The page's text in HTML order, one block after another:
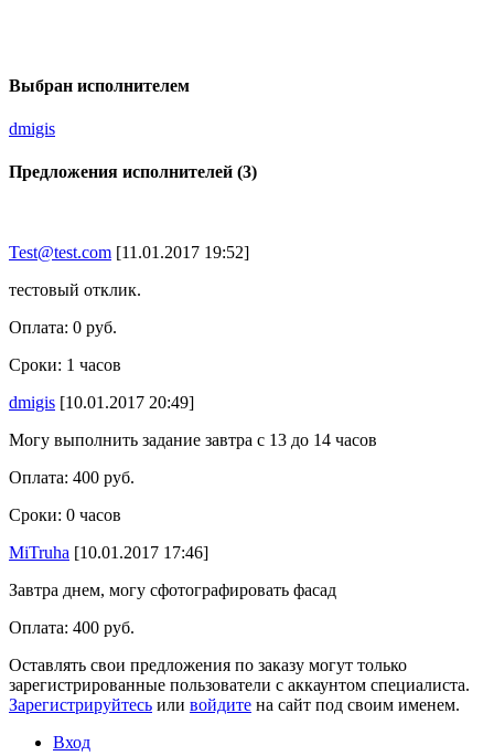
Выбран исполнителем
dmigis
Предложения исполнителей (3)
Test@test.com [11.01.2017 19:52]
тестовый отклик.
Оплата: 0 руб.
Сроки: 1 часов
dmigis [10.01.2017 20:49]
Могу выполнить задание завтра с 13 до 14 часов
Оплата: 400 руб.
Сроки: 0 часов
MiTruha [10.01.2017 17:46]
Завтра днем, могу сфотографировать фасад
Оплата: 400 руб.
Оставлять свои предложения по заказу могут только
зарегистрированные пользователи с аккаунтом специалиста.
Зарегистрируйтесь или войдите на сайт под своим именем.
Вход